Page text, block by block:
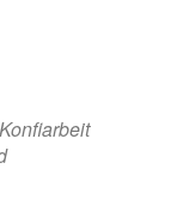
Konfiarbeit